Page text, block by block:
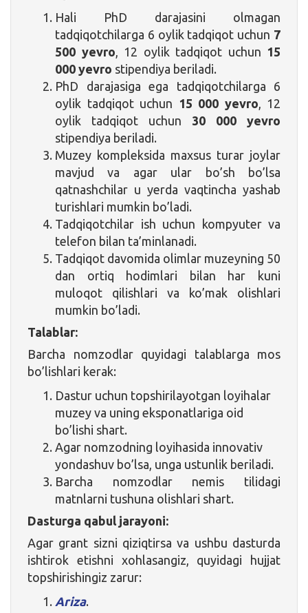
Hali PhD darajasini olmagan
tadqiqotchilarga 6 oylik tadqiqot uchun 7
500 yevro , 12 oylik tadqiqot uchun 15
000 yevro stipendiya beriladi.
PhD darajasiga ega tadqiqotchilarga 6
oylik tadqiqot uchun 15 000 yevro , 12
oylik tadqiqot uchun 30 000 yevro
stipendiya beriladi.
Muzey kompleksida maxsus turar joylar
mavjud va agar ular bo’sh bo’lsa
qatnashchilar u yerda vaqtincha yashab
turishlari mumkin bo’ladi.
Tadqiqotchilar ish uchun kompyuter va
telefon bilan ta’minlanadi.
Tadqiqot davomida olimlar muzeyning 50
dan ortiq hodimlari bilan har kuni
muloqot qilishlari va ko’mak olishlari
mumkin bo’ladi.
Talablar:
Barcha nomzodlar quyidagi talablarga mos
bo’lishlari kerak:
Dastur uchun topshirilayotgan loyihalar
muzey va uning eksponatlariga oid
bo’lishi shart.
Agar nomzodning loyihasida innovativ
yondashuv bo’lsa, unga ustunlik beriladi.
Barcha nomzodlar nemis tilidagi
matnlarni tushuna olishlari shart.
Dasturga qabul jarayoni:
Agar grant sizni qiziqtirsa va ushbu dasturda
ishtirok etishni xohlasangiz, quyidagi hujjat
topshirishingiz zarur:
Ariza.